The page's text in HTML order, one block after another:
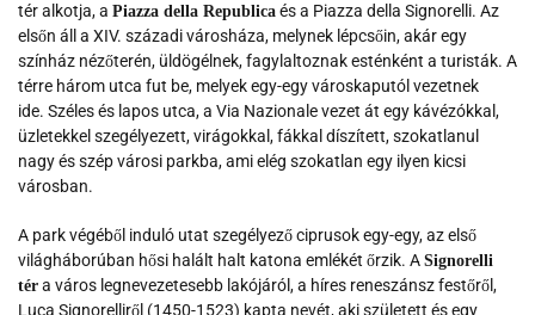
tér alkotja, a Piazza della Republica és a Piazza della Signorelli. Az
elsőn áll a XIV. századi városháza, melynek lépcsőin, akár egy
színház nézőterén, üldögélnek, fagylaltoznak esténként a turisták. A
térre három utca fut be, melyek egy-egy városkaputól vezetnek
ide. Széles és lapos utca, a Via Nazionale vezet át egy kávézókkal,
üzletekkel szegélyezett, virágokkal, fákkal díszített, szokatlanul
nagy és szép városi parkba, ami elég szokatlan egy ilyen kicsi
városban.
A park végéből induló utat szegélyező ciprusok egy-egy, az első
világháborúban hősi halált halt katona emlékét őrzik. A Signorelli
tér a város legnevezetesebb lakójáról, a híres reneszánsz festőről,
Luca Signorelliről (1450-1523) kapta nevét, aki született és egy